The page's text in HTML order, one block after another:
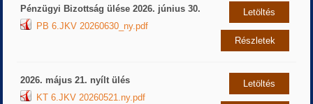
Pénzügyi Bizottság ülése 2026. június 30.
PB 6.JKV 20260630_ny.pdf
Letöltés
Részletek
2026. május 21. nyílt ülés
KT 6.JKV 20260521.ny.pdf
Letöltés